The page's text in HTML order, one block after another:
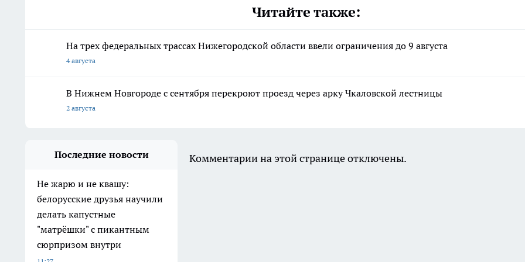
Читайте также:
На трех федеральных трассах Нижегородской области ввели ограничения до 9 августа
4 августа
В Нижнем Новгороде с сентября перекроют проезд через арку Чкаловской лестницы
2 августа
Последние новости
Не жарю и не квашу:
белорусские друзья научили
делать капустные
"матрёшки" с пикантным
сюрпризом внутри
Комментарии на этой странице отключены.